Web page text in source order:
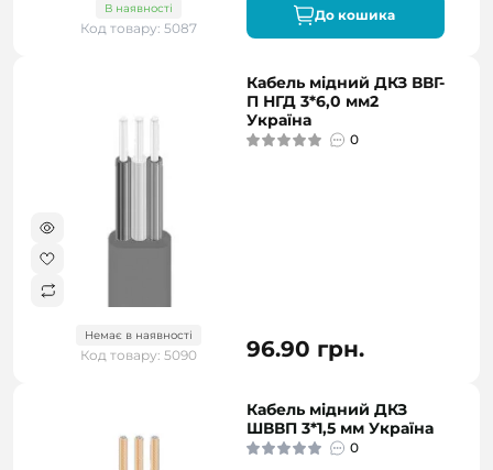
В наявності
Код товару: 5087
До кошика
Немає в наявності
Код товару: 5090
Кабель мідний ДКЗ ВВГ-
П НГД 3*6,0 мм2
Україна
0
96.90 грн.
Кабель мідний ДКЗ
ШВВП 3*1,5 мм Україна
0